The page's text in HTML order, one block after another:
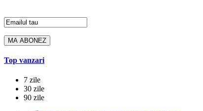
Top vanzari
7 zile
30 zile
90 zile